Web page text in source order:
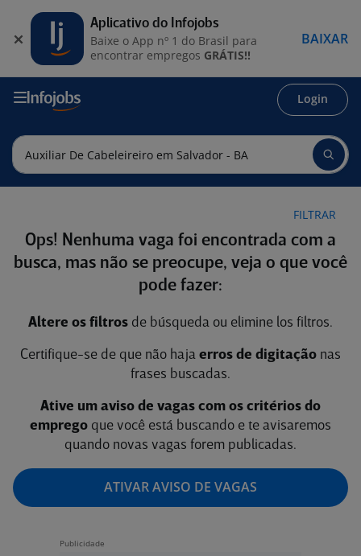
Login
FILTRAR
Ops! Nenhuma vaga foi encontrada com a
busca, mas não se preocupe, veja o que você
pode fazer:
Altere os filtros de búsqueda ou elimine los filtros.
Certifique-se de que não haja erros de digitação nas
frases buscadas.
Ative um aviso de vagas com os critérios do
emprego que você está buscando e te avisaremos
quando novas vagas forem publicadas.
ATIVAR AVISO DE VAGAS
Aplicativo do Infojobs
Baixe o App nº 1 do Brasil para
encontrar empregos GRÁTIS!!
BAIXAR